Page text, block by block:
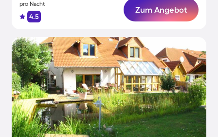
pro Nacht
4.5
Zum Angebot